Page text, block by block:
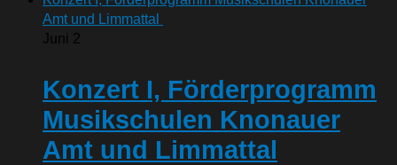
Amt und Limmattal
Juni 2
Konzert I, Förderprogramm
Musikschulen Knonauer
Amt und Limmattal